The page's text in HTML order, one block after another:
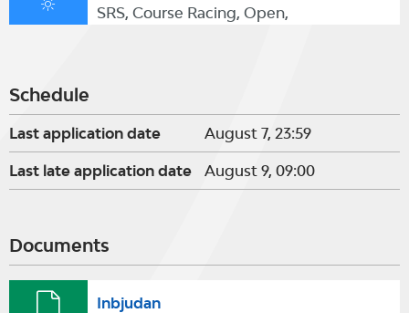
SRS, Course Racing, Open,
Schedule
Last application date August 7, 23:59
Last late application date August 9, 09:00
Documents
Inbjudan